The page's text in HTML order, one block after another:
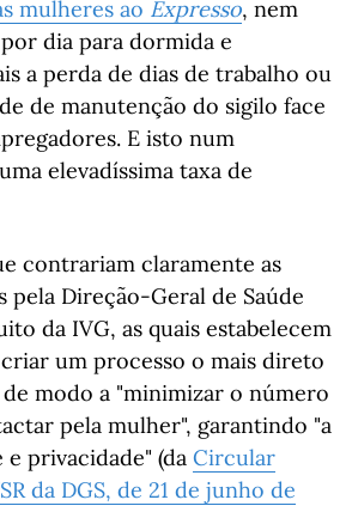
mulheres ao Expresso, nem
dia para dormida e
a perda de dias de trabalho ou
de manutenção do sigilo face
E isto num
elevadíssima taxa de
contrariam claramente as
pela Direção-Geral de Saúde
da IVG, as quais estabelecem
um processo o mais direto
modo a "minimizar o número
pela mulher", garantindo "a
privacidade" (da Circular
da DGS, de 21 de junho de